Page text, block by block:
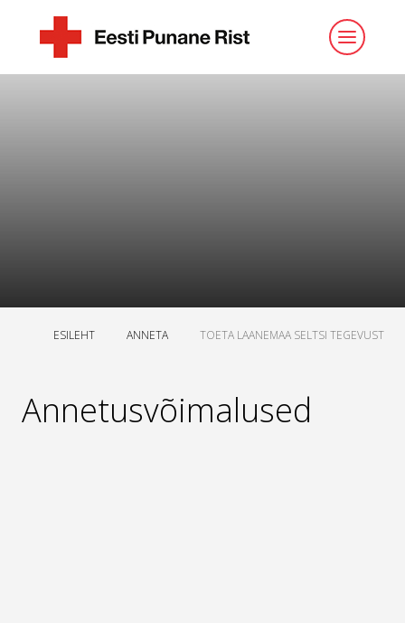
ESILEHT ANNETA TOETA LAANEMAA SELTSI TEGEVUST
Annetusvõimalused